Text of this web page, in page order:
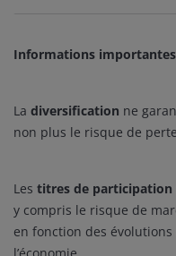
Informations importantes
La diversification ne
non plus le risque de
Les titres de participation
y compris le risque de
en fonction des
l’économie.